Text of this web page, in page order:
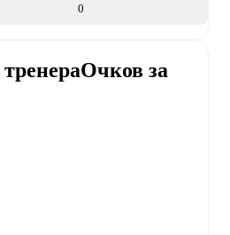
0
Очков за